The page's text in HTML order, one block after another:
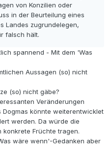
von Konzilien oder
in der Beurteilung eines
Landes zugrundelegen,
falsch hält.
spannend - Mit dem 'Was
Aussagen (so) nicht
(so) nicht gäbe?
Veränderungen
Dogmas könnte weiterentwicklet
werden. Da würde die
Früchte tragen.
wäre wenn'-Gedanken aber